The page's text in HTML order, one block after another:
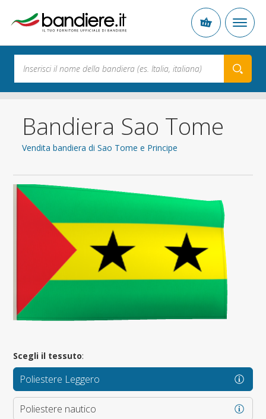
Bandiera Sao Tome
Vendita bandiera di Sao Tome e Principe
Scegli il tessuto:
Poliestere Leggero
Poliestere nautico